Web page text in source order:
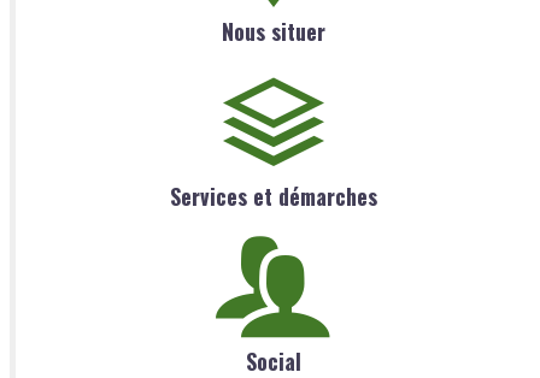
Nous situer
Services et démarches
Social